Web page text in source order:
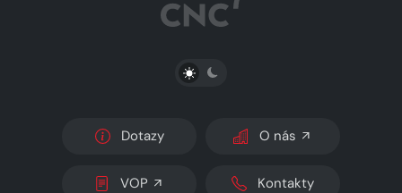
PŘEPNOUT SVĚTLÝ/TMAVÝ REŽIM
Dotazy O nás
VOP Kontakty